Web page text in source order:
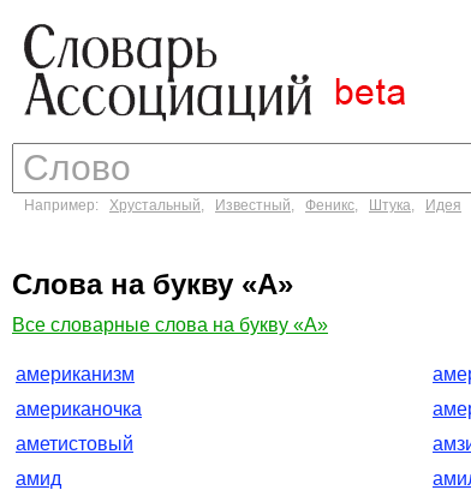
Например: Хрустальный, Известный, Феникс, Штука, Идея
Слова на букву «А»
Все словарные слова на букву «А»
американизм
американочка
аметистовый
амид